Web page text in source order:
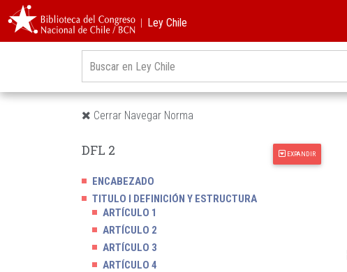
︱Ley Chile
Cerrar Navegar Norma
DFL 2 EXPANDIR
ENCABEZADO
TITULO I DEFINICIÓN Y ESTRUCTURA
ARTÍCULO 1
ARTÍCULO 2
ARTÍCULO 3
ARTÍCULO 4